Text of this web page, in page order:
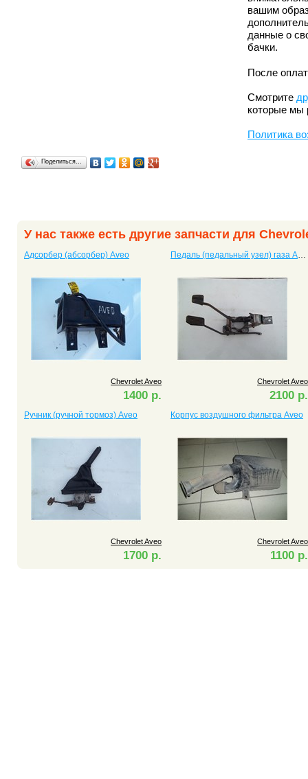
вашим
данные о
бачки.
После
Смотрите
которые мы
Политика
Поделиться…
У нас также есть другие запчасти для
Адсорбер (абсорбер) Aveo
Chevrolet Aveo
1400 р.
Педаль (педальный узел) газа Aveo
Chevrolet Aveo
2100 р.
Ручник (ручной тормоз) Aveo
Chevrolet Aveo
1700 р.
Корпус воздушного фильтра Aveo
Chevrolet Aveo
1100 р.